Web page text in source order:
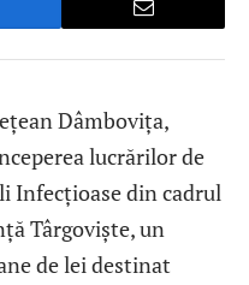
Dâmbovița,
lucrărilor de
Infecțioase din cadrul
Târgoviște, un
de lei destinat